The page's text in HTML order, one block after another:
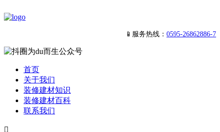
📱服务热线： 0595-26862886-7
首页
关于我们
装修建材知识
装修建材百科
联系我们
